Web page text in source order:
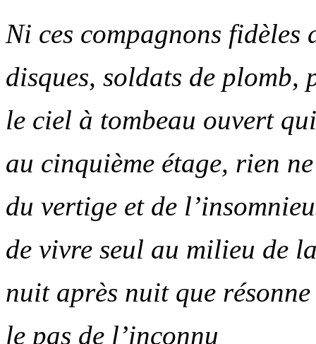
Ni ces compagnons fidèles
disques, soldats de plomb,
le ciel à tombeau ouvert
au cinquième étage, rien
du vertige et de
de vivre seul au milieu de
nuit après nuit que
le pas de l’inconnu